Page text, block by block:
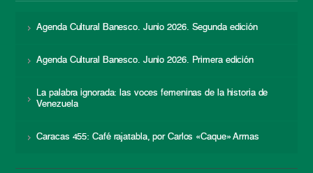
Agenda Cultural Banesco. Junio 2026. Segunda edición
Agenda Cultural Banesco. Junio 2026. Primera edición
La palabra ignorada: las voces femeninas de la historia de
Venezuela
Caracas 455: Café rajatabla, por Carlos «Caque» Armas